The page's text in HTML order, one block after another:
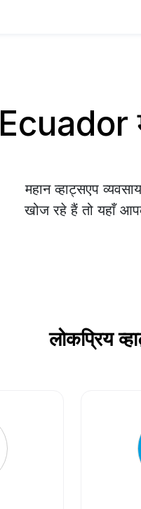
Ecuador
महान व्हाट्सएप
खोज रहे हैं तो यहाँ
लोकप्रिय